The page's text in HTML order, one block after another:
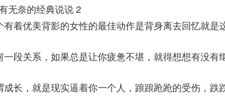
无奈的经典说说 2
有着优美背影的女性的最佳动作是背身离去回忆就是
一段关系，如果总是让你疲惫不堪，就得想想有没有
成长，就是现实逼着你一个人，踉踉跄跄的受伤，跌